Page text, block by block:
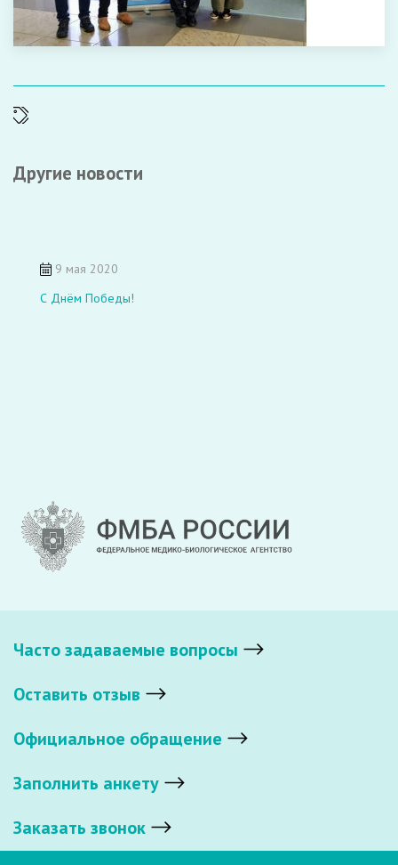
Другие новости
9 мая 2020
С Днём Победы!
Часто задаваемые вопросы
Оставить отзыв
Официальное обращение
Заполнить анкету
Заказать звонок